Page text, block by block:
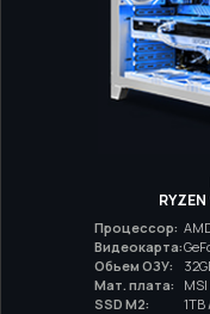
Процессор:
Видеокарта:
Обьем ОЗУ:
Мат. плата:
SSD M2: